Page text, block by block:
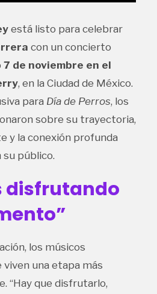
está listo para celebrar
con un concierto
7 de noviembre en el
, en la Ciudad de México.
para Día de Perros, los
sobre su trayectoria,
y la conexión profunda
público.
disfrutando
los músicos
una etapa más
“Hay que disfrutarlo,